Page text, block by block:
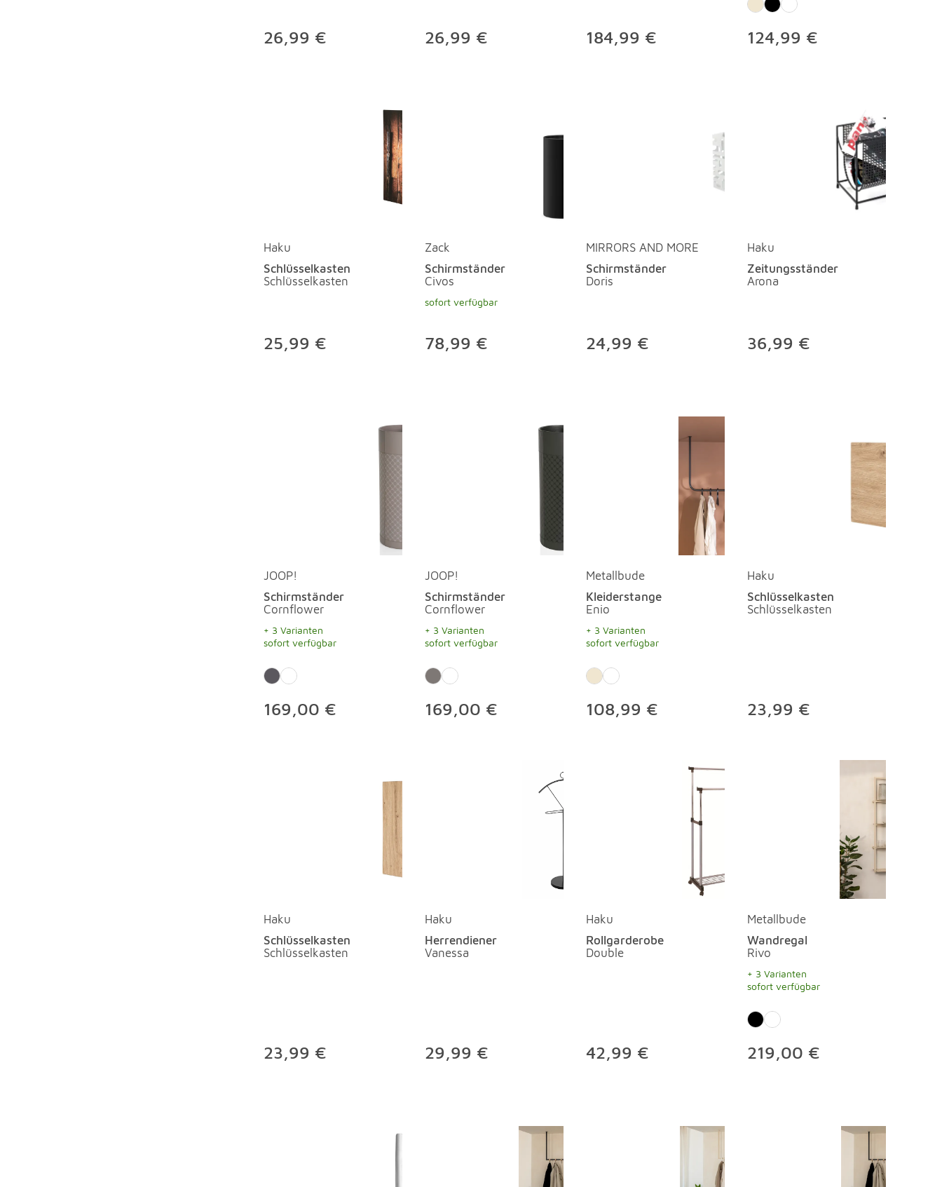
26,99 € 26,99 € 184,99 € 124,99 €
Haku
Schlüsselkasten
Schlüsselkasten
25,99 €
Zack
Schirmständer
Civos
sofort verfügbar
78,99 €
MIRRORS AND MORE
Schirmständer
Doris
24,99 €
Haku
Zeitungsständer
Arona
36,99 €
JOOP!
Schirmständer
Cornflower
+ 3 Varianten
sofort verfügbar
169,00 €
JOOP!
Schirmständer
Cornflower
+ 3 Varianten
sofort verfügbar
169,00 €
Metallbude
Kleiderstange
Enio
+ 3 Varianten
sofort verfügbar
108,99 €
Haku
Schlüsselkasten
Schlüsselkasten
23,99 €
Haku
Schlüsselkasten
Schlüsselkasten
23,99 €
Haku
Herrendiener
Vanessa
29,99 €
Haku
Rollgarderobe
Double
42,99 €
Metallbude
Wandregal
Rivo
+ 3 Varianten
sofort verfügbar
219,00 €